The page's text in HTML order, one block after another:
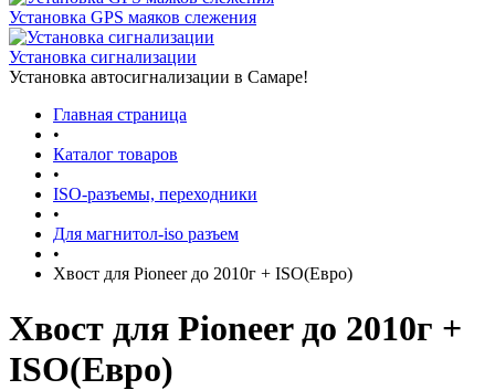
Установка GPS маяков слежения
Установка сигнализации
Установка автосигнализации в Самаре!
Главная страница
•
Каталог товаров
•
ISO-разъемы, переходники
•
Для магнитол-iso разъем
•
Хвост для Pioneer до 2010г + ISO(Евро)
Хвост для Pioneer до 2010г +
ISO(Евро)